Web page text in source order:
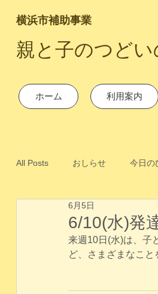
横浜市補助事業
親と子のつどい
ホーム 利用案内
All Posts おしらせ 今日の
6/10(水)発
6月5日
来週10日(水)は、子
ど、さまざまなこと